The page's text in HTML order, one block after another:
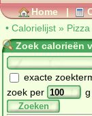
Home |
• Calorielijst »
Zoek calorieën
exacte
zoek per
Zoeken